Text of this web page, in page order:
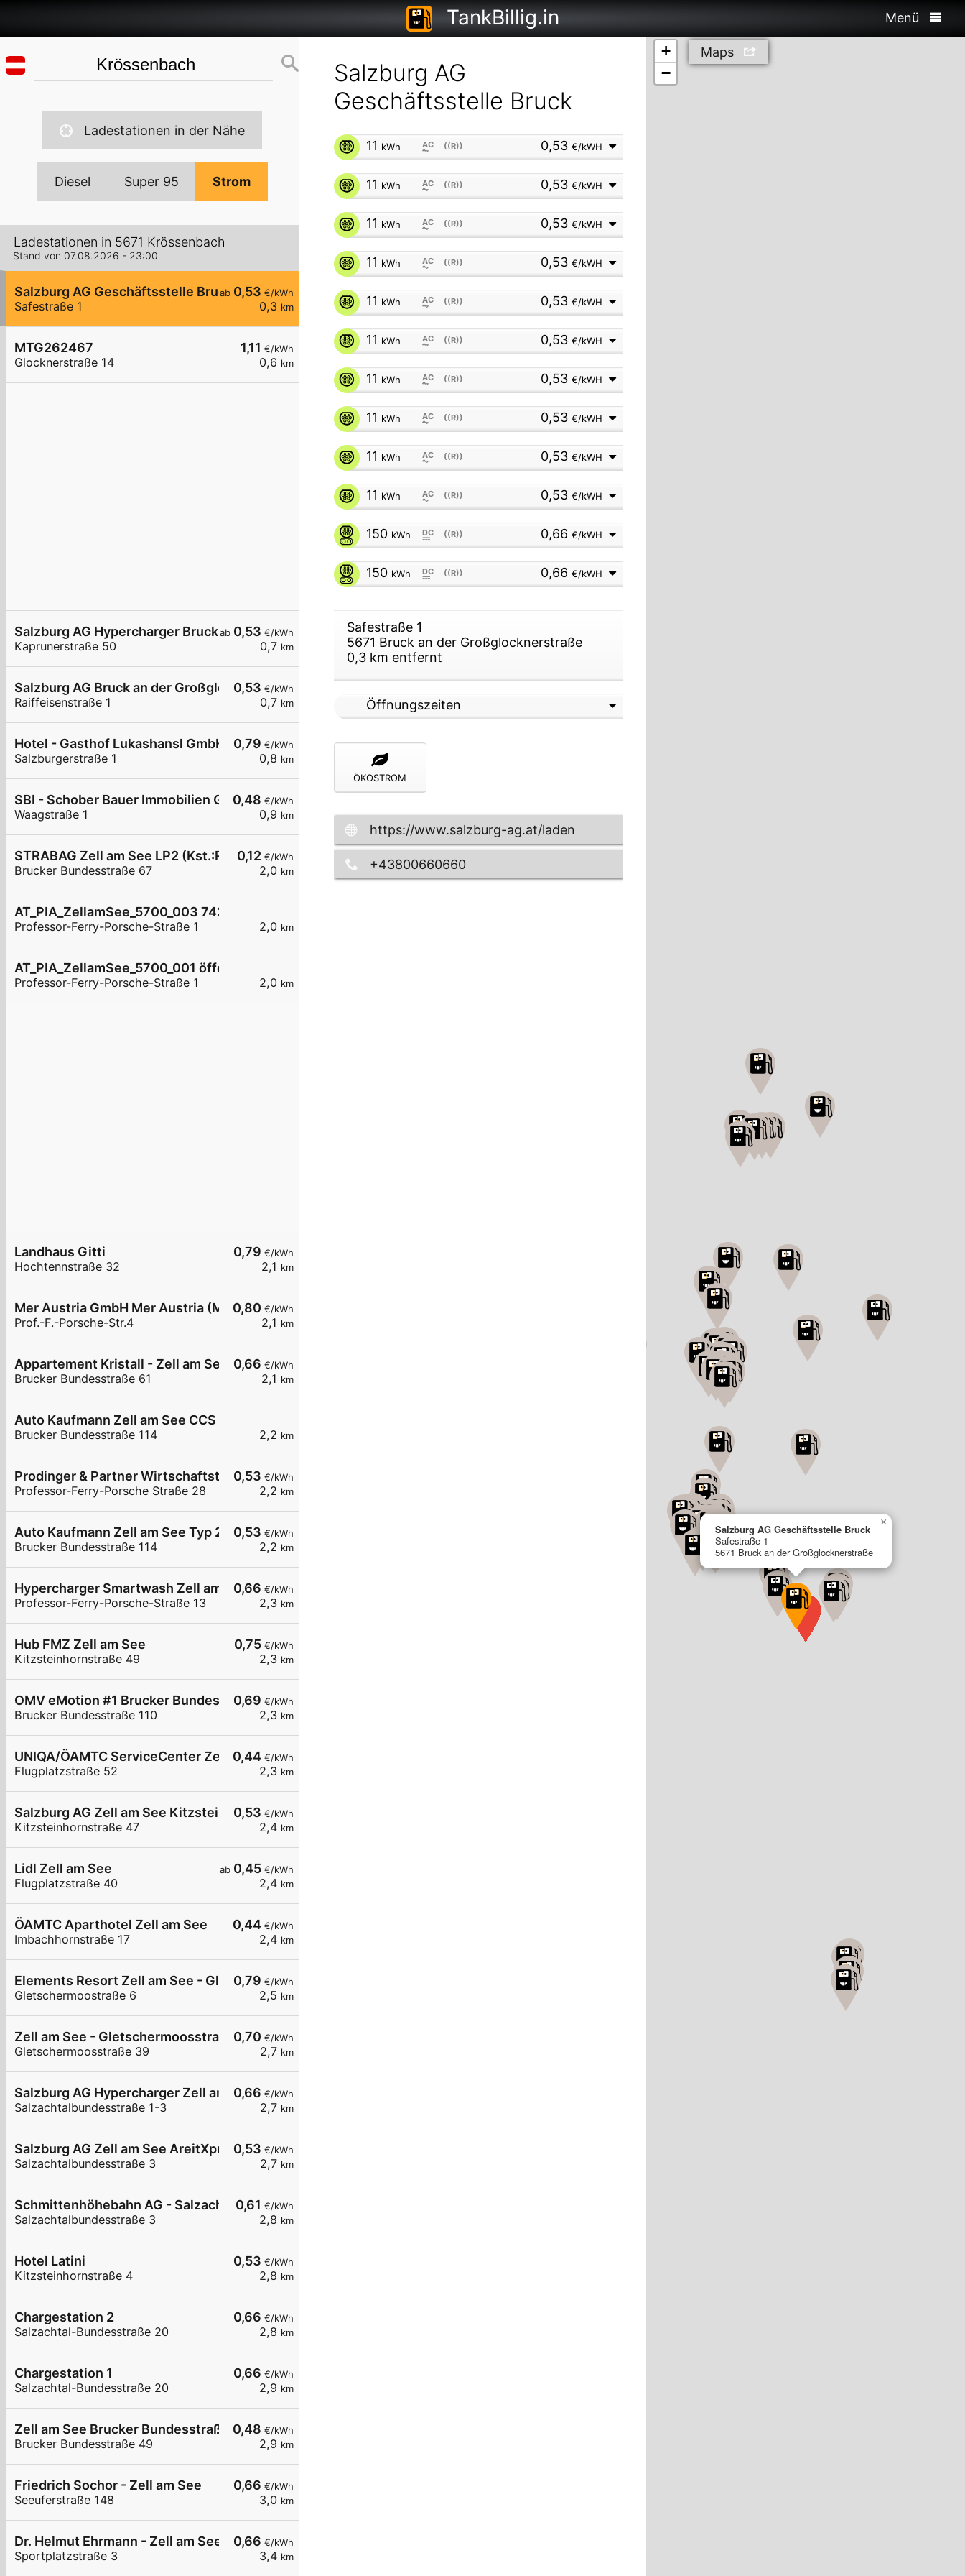
TankBillig.in Menü
Ladestationen in der Nähe
Diesel Super 95 Strom
Ladestationen in 5671 Krössenbach
Stand von 07.08.2026 - 23:00
ab 0,53 €/kWh
0,3 km
Salzburg AG Geschäftsstelle Bruck
Safestraße 1
1,11 €/kWh
0,6 km
MTG262467
Glocknerstraße 14
ab 0,53 €/kWh
0,7 km
Salzburg AG Hypercharger Bruck Maximarkt rechts
Kaprunerstraße 50
0,53 €/kWh
0,7 km
Salzburg AG Bruck an der Großglocknerstraße Raiffeisenstraße 1
Raiffeisenstraße 1
0,79 €/kWh
0,8 km
Hotel - Gasthof Lukashansl GmbH
Salzburgerstraße 1
0,48 €/kWh
0,9 km
SBI - Schober Bauer Immobilien GmbH - Bruck
Waagstraße 1
0,12€/kWh
2,0 km
STRABAG Zell am See LP2 (Kst.:RC-KST-AT-011-LSZN Site:9175cf14-8223-4870-b4c4-3ad4e8f007e7)
Brucker Bundesstraße 67
2,0 km
AT_PIA_ZellamSee_5700_003 74211213884 öffentlich
Professor-Ferry-Porsche-Straße 1
2,0 km
AT_PIA_ZellamSee_5700_001 öffentlich
Professor-Ferry-Porsche-Straße 1
0,79 €/kWh
2,1 km
Landhaus Gitti
Hochtennstraße 32
0,80 €/kWh
2,1 km
Mer Austria GmbH Mer Austria (McD) - Zell am See - Prof.-F.-Porsche-Str.4 #1
Prof.-F.-Porsche-Str.4
0,66 €/kWh
2,1 km
Appartement Kristall - Zell am See
Brucker Bundesstraße 61
2,2 km
Auto Kaufmann Zell am See CCS
Brucker Bundesstraße 114
0,53 €/kWh
2,2 km
Prodinger & Partner Wirtschaftstreuhand Steuerberatungs GmbH & Co KG
Professor-Ferry-Porsche Straße 28
0,53 €/kWh
2,2 km
Auto Kaufmann Zell am See Typ 2
Brucker Bundesstraße 114
0,66 €/kWh
2,3 km
Hypercharger Smartwash Zell am See
Professor-Ferry-Porsche-Straße 13
0,75€/kWh
2,3 km
Hub FMZ Zell am See
Kitzsteinhornstraße 49
0,69 €/kWh
2,3 km
OMV eMotion #1 Brucker Bundesstraße 110 Zell am See
Brucker Bundesstraße 110
0,44€/kWh
2,3 km
UNIQA/ÖAMTC ServiceCenter Zell am See
Flugplatzstraße 52
0,53 €/kWh
2,4 km
Salzburg AG Zell am See Kitzsteinhornstraße 47
Kitzsteinhornstraße 47
ab 0,45€/kWh
2,4 km
Lidl Zell am See
Flugplatzstraße 40
0,44€/kWh
2,4 km
ÖAMTC Aparthotel Zell am See
Imbachhornstraße 17
0,79 €/kWh
2,5 km
Elements Resort Zell am See - Gletschermoostraße 6
Gletschermoostraße 6
0,70 €/kWh
2,7 km
Zell am See - Gletschermoosstraße - Hofer
Gletschermoosstraße 39
0,66 €/kWh
2,7 km
Salzburg AG Hypercharger Zell am See AreitXpress
Salzachtalbundesstraße 1-3
0,53 €/kWh
2,7 km
Salzburg AG Zell am See AreitXpress
Salzachtalbundesstraße 3
0,61 €/kWh
2,8 km
Schmittenhöhebahn AG - Salzachtalbundesstraße
Salzachtalbundesstraße 3
0,53 €/kWh
2,8 km
Hotel Latini
Kitzsteinhornstraße 4
0,66 €/kWh
2,8 km
Chargestation 2
Salzachtal-Bundesstraße 20
0,66 €/kWh
2,9 km
Chargestation 1
Salzachtal-Bundesstraße 20
0,48 €/kWh
2,9 km
Zell am See Brucker Bundesstraße 49
Brucker Bundesstraße 49
0,66 €/kWh
3,0 km
Friedrich Sochor - Zell am See
Seeuferstraße 148
0,66 €/kWh
3,4 km
Dr. Helmut Ehrmann - Zell am See
Sportplatzstraße 3
Salzburg AG
Geschäftsstelle Bruck
11 kWh AC
⏦ ((R)) 0,53 €/kWH
11 kWh AC
⏦ ((R)) 0,53 €/kWH
11 kWh AC
⏦ ((R)) 0,53 €/kWH
11 kWh AC
⏦ ((R)) 0,53 €/kWH
11 kWh AC
⏦ ((R)) 0,53 €/kWH
11 kWh AC
⏦ ((R)) 0,53 €/kWH
11 kWh AC
⏦ ((R)) 0,53 €/kWH
11 kWh AC
⏦ ((R)) 0,53 €/kWH
11 kWh AC
⏦ ((R)) 0,53 €/kWH
11 kWh AC
⏦ ((R)) 0,53 €/kWH
150 kWh DC
⎓ ((R)) 0,66 €/kWH
150 kWh DC
⎓ ((R)) 0,66 €/kWH
Safestraße 1
5671 Bruck an der Großglocknerstraße
0,3km entfernt
Öffnungszeiten
ÖKOSTROM
https://www.salzburg-ag.at/laden
+43800660660
Salzburg AG Geschäftsstelle Bruck
Safestraße 1
5671 Bruck an der Großglocknerstraße
×
+
−
Maps